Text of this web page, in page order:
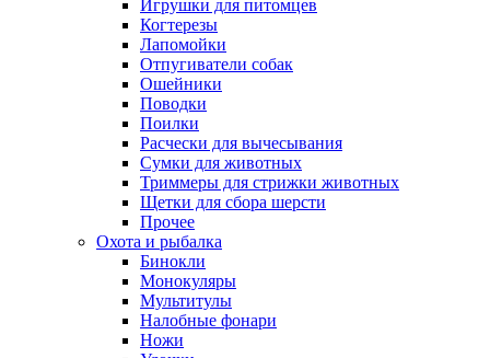
Игрушки для питомцев
Когтерезы
Лапомойки
Отпугиватели собак
Ошейники
Поводки
Поилки
Расчески для вычесывания
Сумки для животных
Триммеры для стрижки животных
Щетки для сбора шерсти
Прочее
Охота и рыбалка
Бинокли
Монокуляры
Мультитулы
Налобные фонари
Ножи